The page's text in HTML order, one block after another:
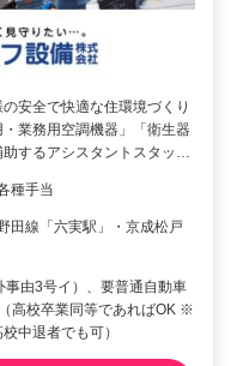
安全で快適な住環境づくり
業務用空調機器」「衛生器
するアシスタントスタッ…
種手当
田線「六実駅」・京成松戸
由3号イ）、要普通自動車
高校卒業同等であればOK ※
中退者でも可）